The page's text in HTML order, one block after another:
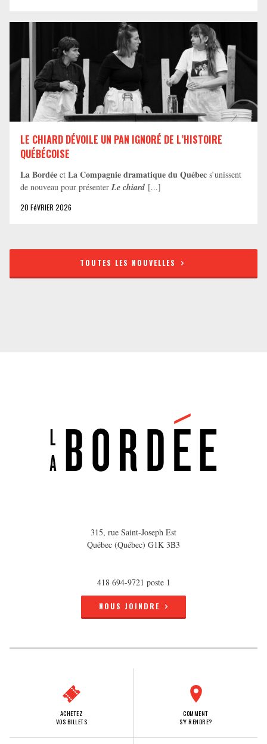
LE CHIARD DÉVOILE UN PAN IGNORÉ DE L’HISTOIRE
QUÉBÉCOISE
La Bordée et La Compagnie dramatique du Québec s’unissent
de nouveau pour présenter Le chiard [...]
20 FéVRIER 2026
TOUTES LES NOUVELLES
315, rue Saint-Joseph Est
Québec (Québec) G1K 3B3
418 694-9721 poste 1
NOUS JOINDRE
ACHETEZ
VOS BILLETS
COMMENT
S'Y RENDRE?